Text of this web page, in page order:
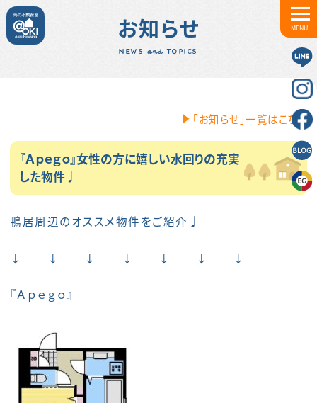
MENU
お知らせ
NEWS and TOPICS
「お知らせ」一覧はこちら
『Ａｐｅｇｏ』女性の方に嬉しい水回りの充実
した物件♩
鴨居周辺のオススメ物件をご紹介♩
↓ ↓ ↓ ↓ ↓ ↓ ↓
『Ａｐｅｇｏ』